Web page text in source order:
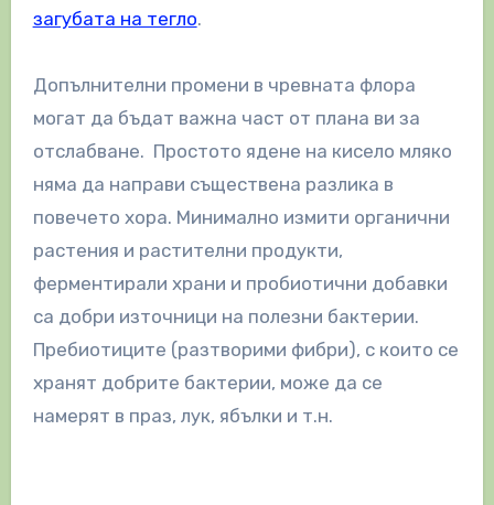
загубата на тегло.
Допълнителни промени в чревната флора
могат да бъдат важна част от плана ви за
отслабване. Простото ядене на кисело мляко
няма да направи съществена разлика в
повечето хора. Минимално измити органични
растения и растителни продукти,
ферментирали храни и пробиотични добавки
са добри източници на полезни бактерии.
Пребиотиците (разтворими фибри), с които се
хранят добрите бактерии, може да се
намерят в праз, лук, ябълки и т.н.